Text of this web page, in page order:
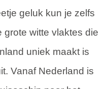
geluk kun je zelfs
witte vlaktes die
uniek maakt is
Vanaf Nederland is